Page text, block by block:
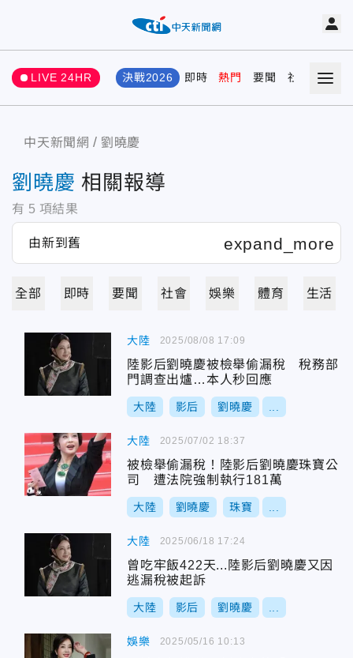
LIVE 24HR 決戰2026 即時 熱門 要聞 社會 娛樂
中天新聞網 劉曉慶
劉曉慶 相關報導
有 5 項結果
全部 即時 要聞 社會 娛樂 體育 生活
大陸
陸影后劉曉慶被檢舉偷漏稅 稅務部
門調查出爐…本人秒回應
大陸 影后 劉曉慶
2025/08/08 17:09
大陸
被檢舉偷漏稅！陸影后劉曉慶珠寶公
司 遭法院強制執行181萬
大陸 劉曉慶 珠寶
2025/07/02 18:37
大陸
曾吃牢飯422天...陸影后劉曉慶又因
逃漏稅被起訴
大陸 影后 劉曉慶
2025/06/18 17:24
娛樂 2025/05/16 10:13